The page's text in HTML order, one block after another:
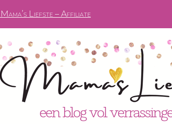
Liefste – Affiliate